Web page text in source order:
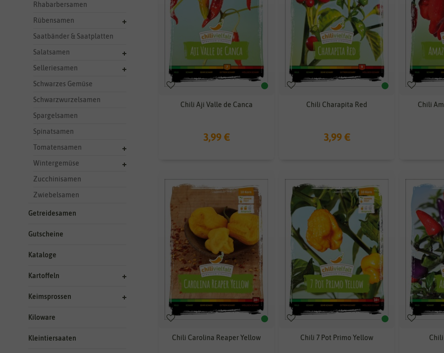
Rhabarbersamen
Rübensamen
Saatbänder & Saatplatten
Salatsamen
Selleriesamen
Schwarzes Gemüse
Schwarzwurzelsamen
Spargelsamen
Spinatsamen
Tomatensamen
Wintergemüse
Zucchinisamen
Zwiebelsamen
Getreidesamen
Gutscheine
Kataloge
Kartoffeln
Keimsprossen
Kiloware
Kleintiersaaten
Chili Aji Valle de Canca
3,99 €
Chili Charapita Red
3,99 €
Chili
Chili Carolina Reaper Yellow Chili 7 Pot Primo Yellow